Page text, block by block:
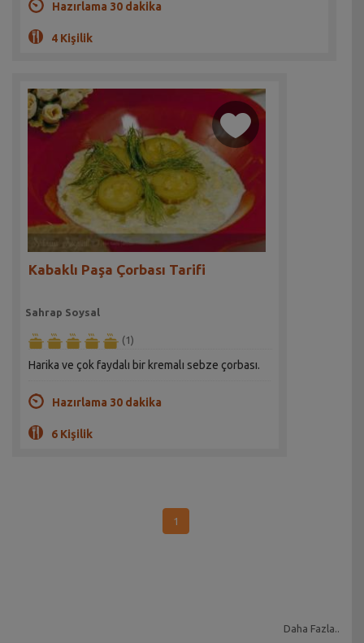
Hazırlama 30 dakika
4 Kişilik
Kabaklı Paşa Çorbası Tarifi
Sahrap Soysal
(1)
Harika ve çok faydalı bir kremalı sebze çorbası.
Hazırlama 30 dakika
6 Kişilik
1
Daha Fazla..